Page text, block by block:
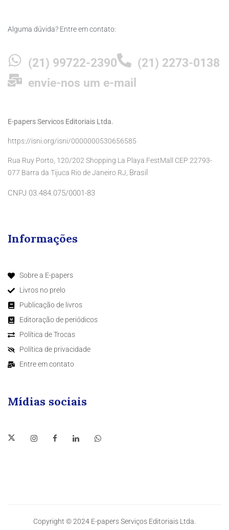
Alguma dúvida? Entre em contato:
(21) 99722-2390
(21) 2273-0138
envie-nos um e-mail
E-papers Servicos Editoriais Ltda.
https://isni.org/isni/0000000530656585
Rua Ruy Porto, 120/202 Shopping La Playa FestMall CEP 22793-
077 Barra da Tijuca Rio de Janeiro RJ, Brasil
CNPJ 03.484.075/0001-83
Informações
Sobre a E-papers
Livros no prelo
Publicação de livros
Editoração de periódicos
Política de Trocas
Política de privacidade
Entre em contato
Mídias sociais
Copyright © 2024 E-papers Serviços Editoriais Ltda.